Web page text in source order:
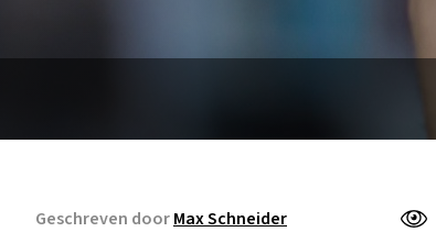
Geschreven doorMax Schneider